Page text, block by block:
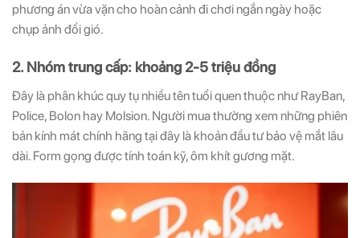
phương án vừa vặn cho hoàn cảnh đi chơi ngắn ngày hoặc
chụp ảnh đổi gió.
2. Nhóm trung cấp: khoảng 2-5 triệu đồng
Đây là phân khúc quy tụ nhiều tên tuổi quen thuộc như RayBan,
Police, Bolon hay Molsion. Người mua thường xem những phiên
bản kính mát chính hãng tại đây là khoản đầu tư bảo vệ mắt lâu
dài. Form gọng được tính toán kỹ, ôm khít gương mặt.